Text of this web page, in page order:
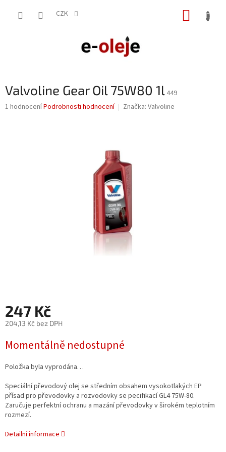
CZK
Valvoline Gear Oil 75W80 1l 449
Průměrné
1 hodnoceníPodrobnosti hodnocení Značka: Valvoline
247 Kč
204,13 Kč bez DPH
cena:
Momentálně nedostupné
Položka byla vyprodána…
Speciální převodový olej se středním obsahem vysokotlakých EP
přísad pro převodovky a rozvodovky se pecifikací GL4 75W-80.
Zaručuje perfektní ochranu a mazání převodovky v širokém teplotním
rozmezí.
Detailní informace